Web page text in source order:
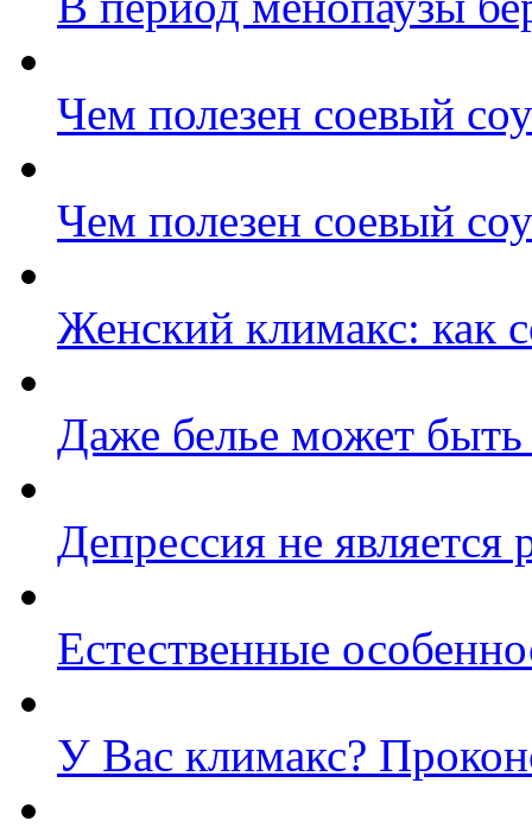
Чем полезен соевый
Чем полезен соевый
Женский климакс: как
Даже белье может
Депрессия не является
Естественные
У Вас климакс?